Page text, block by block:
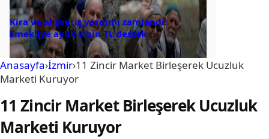
Kira ve alışveriş yardımı zamlandı:
Emekliye aylık 8 bin TL destek
Anasayfa›İzmir›11 Zincir Market Birleşerek Ucuzluk
Marketi Kuruyor
11 Zincir Market Birleşerek Ucuzluk
Marketi Kuruyor